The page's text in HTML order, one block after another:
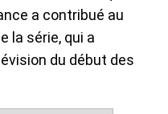
a contribué au
la série, qui a
du début des